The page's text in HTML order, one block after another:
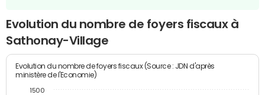
Evolution du nombre de foyers fiscaux à
Sathonay-Village
Evolution du nombre de foyers fiscaux (Source : JDN d'après
ministère de l'Economie)
1500